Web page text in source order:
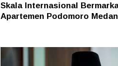
Skala Internasional
Apartemen Podomoro Medan